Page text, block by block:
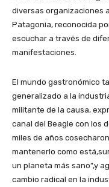
diversas organizaciones
Patagonia, reconocida
escuchar a través de
manifestaciones.
El mundo gastronómico
generalizado a la
militante de la causa,
canal del Beagle con los
miles de años
mantenerlo como
un planeta más sano”,y
cambio radical en la